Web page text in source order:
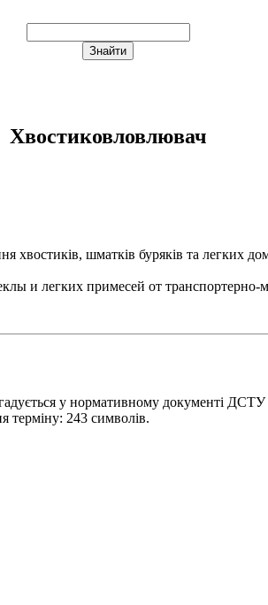
Хвостиковловлювач
хвостиків, шматків буряків та легких
и легких примесей от
у нормативному
терміну: 243 символів.